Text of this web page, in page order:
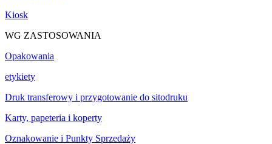
Kiosk
WG ZASTOSOWANIA
Opakowania
etykiety
Druk transferowy i przygotowanie do sitodruku
Karty, papeteria i koperty
Oznakowanie i Punkty Sprzedaży